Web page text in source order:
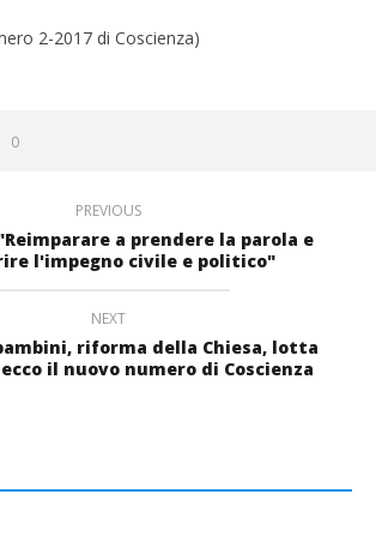
2-2017 di Coscienza)
0
PREVIOUS
a prendere la parola e
l'impegno civile e politico"
NEXT
riforma della Chiesa, lotta
il nuovo numero di Coscienza